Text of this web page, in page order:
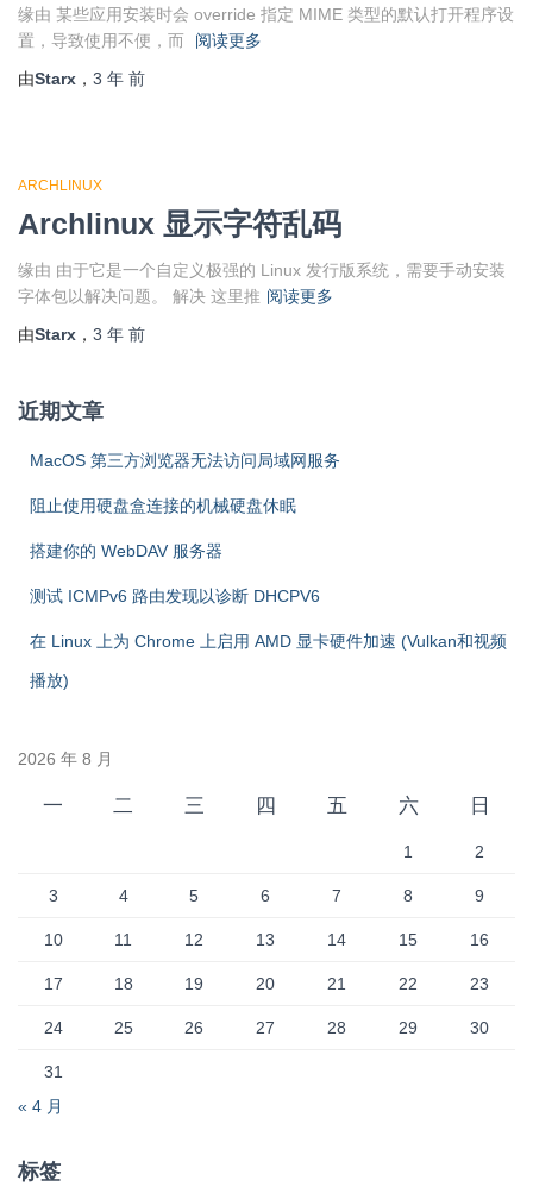
缘由 某些应用安装时会 override 指定 MIME 类型的默认打开程序设
置，导致使用不便，而
阅读更多
由Starx ， 3 年 前
ARCHLINUX
Archlinux 显示字符乱码
缘由 由于它是一个自定义极强的 Linux 发行版系统，需要手动安装
字体包以解决问题。 解决 这里推 阅读更多
由Starx ， 3 年 前
近期文章
MacOS 第三方浏览器无法访问局域网服务
阻止使用硬盘盒连接的机械硬盘休眠
搭建你的 WebDAV 服务器
测试 ICMPv6 路由发现以诊断 DHCPV6
在 Linux 上为 Chrome 上启用 AMD 显卡硬件加速 (Vulkan和视频
播放)
2026 年 8 月
一 二 三 四 五 六 日
1 2
3 4 5 6 7 8 9
10 11 12 13 14 15 16
17 18 19 20 21 22 23
24 25 26 27 28 29 30
31
« 4 月
标签